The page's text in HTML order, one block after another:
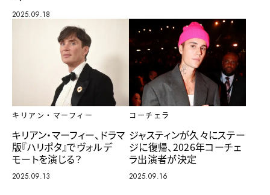
2025.09.18
キリアン・マーフィー
キリアン・マーフィー、ドラマ
版『ハリポタ』でヴォルデ
モートを演じる？
2025.09.13
コーチェラ
ジャスティンが久々にステー
ジに復帰、2026年コーチェ
ラ出演者が決定
2025.09.16